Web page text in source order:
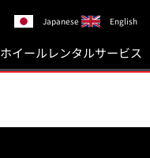
Japanese English
ホイールレンタルサービス